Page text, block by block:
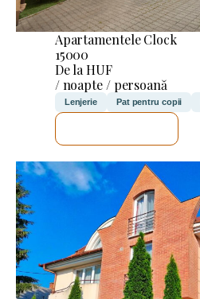
Apartamentele Clock
15000
De la HUF
/ noapte / persoană
Lenjerie Pat pentru copii